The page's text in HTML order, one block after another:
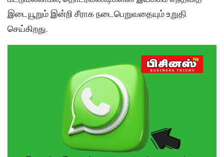
இடையூறும் இன்றி சீராக நடைபெறுவதையும் உறுதி
செய்கிறது.